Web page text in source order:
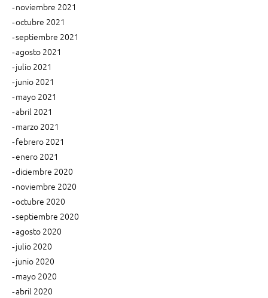
noviembre 2021
octubre 2021
septiembre 2021
agosto 2021
julio 2021
junio 2021
mayo 2021
abril 2021
marzo 2021
febrero 2021
enero 2021
diciembre 2020
noviembre 2020
octubre 2020
septiembre 2020
agosto 2020
julio 2020
junio 2020
mayo 2020
abril 2020